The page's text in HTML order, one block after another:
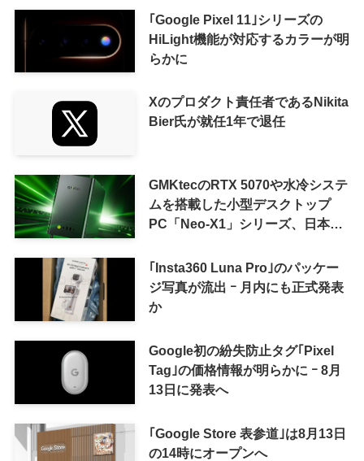
｢Google Pixel 11｣シリーズの
HiLight機能が対応するカラーが明
らかに
Xのプロダクト責任者であるNikita
Bier氏が就任1年で退任
GMKtecのRTX 5070や水冷システ
ムを搭載した小型デスクトップ
PC「Neo-X1」シリーズ、日本で
｢Insta360 Luna Pro｣のパッケー
ジ写真が流出 ｰ 月内にも正式発表
か
Google初の紛失防止タグ｢Pixel
Tag｣の価格情報が明らかに ｰ 8月
13日に発表へ
｢Google Store 表参道｣は8月13日
の14時にオープンへ